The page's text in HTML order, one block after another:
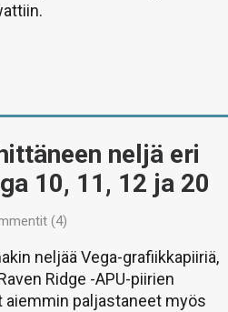
neljä eri
10, 11, 12 ja 20
(4)
neljää Vega-grafiikkapiiriä,
Ridge -APU-piirien
aiemmin paljastaneet myös